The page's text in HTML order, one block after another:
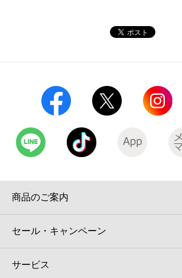
学び・教育
宅配ロッカー（店舗限定）
モバイルバッテリーシェアリング（店舗限定）
データで見るセブン‐イレブン
セブン‐イレブンの「商品力」
セブン-イレブンの横顔
セブン-イレブンの歴史
商品のご案内
セール・キャンペーン
サービス